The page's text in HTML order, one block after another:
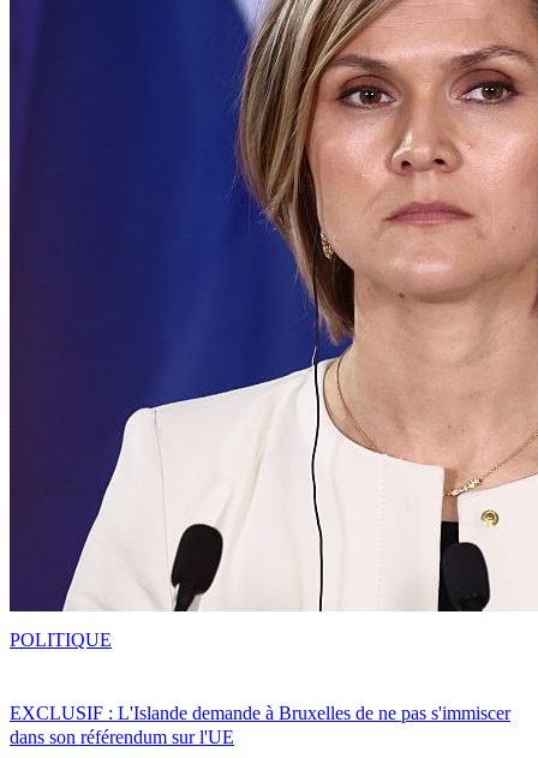
EXCLUSIF : L'Islande demande à Bruxelles de ne pas s'immiscer
dans son référendum sur l'UE
POLITIQUE